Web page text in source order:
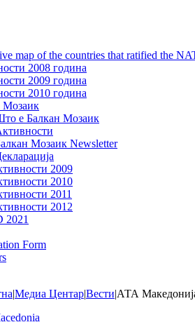
map of the countries that ratified the
2008 година
2009 година
2010 година
Мозаик
е Балкан Мозаик
Мозаик Newsletter
2009
2010
2011
2012
2021
Form
|Медиа Центар|Вести|АТА